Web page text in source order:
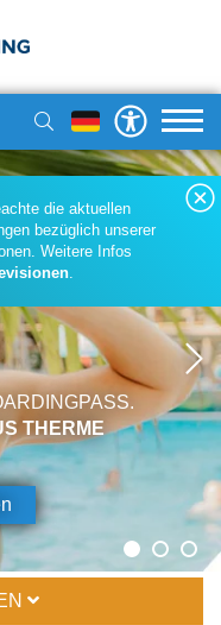
die aktuellen
bezüglich unserer
Weitere Infos
.
THERME